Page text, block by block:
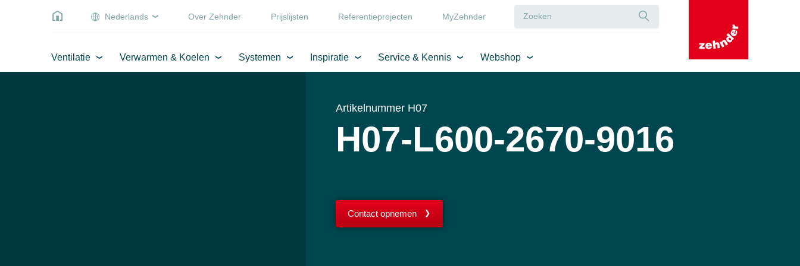
Nederlands Over Zehnder Prijslijsten Referentieprojecten MyZehnder
Ventilatie Verwarmen & Koelen Systemen Inspiratie Service & Kennis Webshop
Artikelnummer H07
H07-L600-2670-9016
Contact opnemen